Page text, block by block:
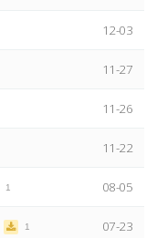
12-03
11-27
11-26
11-22
1 08-05
1 07-23